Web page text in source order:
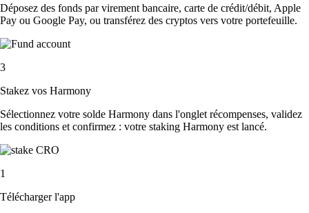
Déposez des fonds par virement bancaire, carte de crédit/débit, Apple
Pay ou Google Pay, ou transférez des cryptos vers votre portefeuille.
3
Stakez vos Harmony
Sélectionnez votre solde Harmony dans l'onglet récompenses, validez
les conditions et confirmez : votre staking Harmony est lancé.
1
Télécharger l'app